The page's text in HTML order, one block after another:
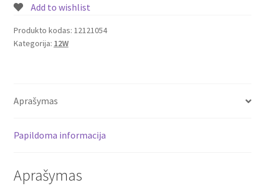
LED
šviestuvas/panelė
su
12121054
Add to wishlist
Produkto kodas: 12121054
Kategorija: 12W
Aprašymas
Papildoma informacija
Aprašymas